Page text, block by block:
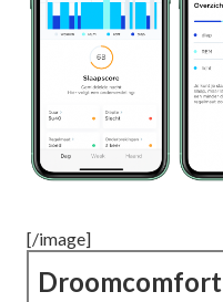
[/image]
Droomcomfort